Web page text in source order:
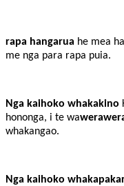
rapa hangarua he mea
me nga para rapa puia.
Nga kaihoko whakakino
hononga, i te wa
whakangao.
Nga kaihoko